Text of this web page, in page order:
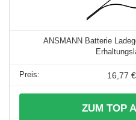
ANSMANN Batterie
16,77 €
ZUM TOP